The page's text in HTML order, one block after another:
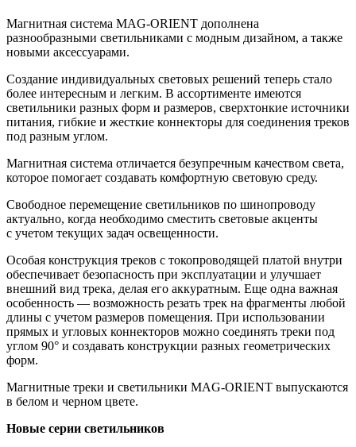
Магнитная система MAG-ORIENT дополнена
разнообразными светильниками с модным дизайном, а также
новыми аксессуарами.
Создание индивидуальных световых решений теперь стало
более интересным и легким. В ассортименте имеются
светильники разных форм и размеров, сверхтонкие источники
питания, гибкие и жесткие коннекторы для соединения треков
под разным углом.
Магнитная система отличается безупречным качеством света,
которое помогает создавать комфортную световую среду.
Свободное перемещение светильников по шинопроводу
актуально, когда необходимо сместить световые акценты
с учетом текущих задач освещенности.
Особая конструкция треков с токопроводящей платой внутри
обеспечивает безопасность при эксплуатации и улучшает
внешний вид трека, делая его аккуратным. Еще одна важная
особенность — возможность резать трек на фрагменты любой
длины с учетом размеров помещения. При использовании
прямых и угловых коннекторов можно соединять треки под
углом 90° и создавать конструкции разных геометрических
форм.
Магнитные треки и светильники MAG-ORIENT выпускаются
в белом и черном цвете.
Новые серии светильников